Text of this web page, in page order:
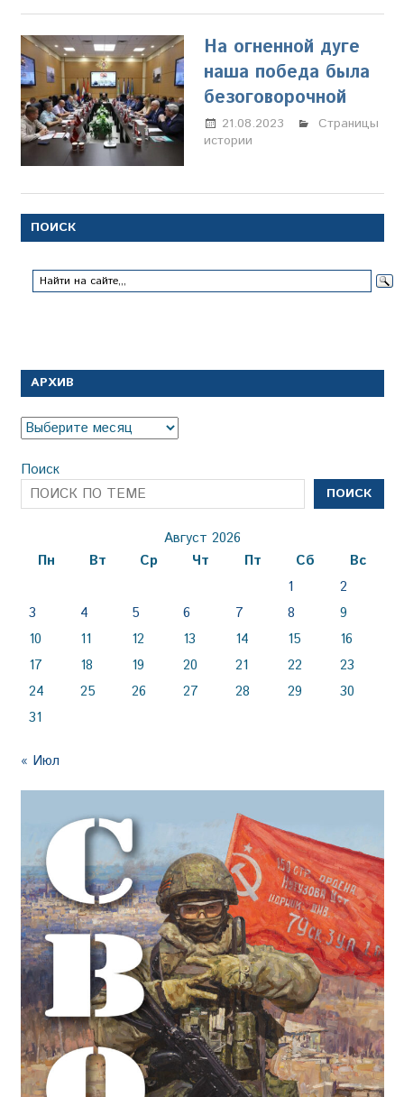
На огненной дуге
наша победа была
безоговорочной
21.08.2023
Настя
Страницы
истории
ПОИСК
АРХИВ
Архив
Поиск
ПОИСК
Август 2026
Пн
Вт Ср Чт Пт Сб
Вс
1
2
3
4 5 6 7 8
9
10
11 12 13 14 15
16
17
18 19 20 21 22
23
24
25 26 27 28 29
30
31
« Июл